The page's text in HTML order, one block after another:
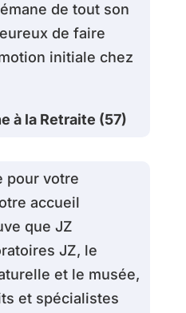
de tout son
de faire
initiale chez
à la Retraite (57)
pour votre
accueil
que JZ
JZ, le
et le musée,
et spécialistes